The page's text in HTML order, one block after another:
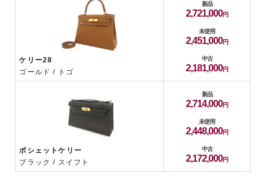
ケリー28
ゴールド / トゴ
新品
2,721,000
未使用
2,451,000
中古
2,181,000
ポシェットケリー
ブラック / スイフト
新品
2,714,000
未使用
2,448,000
中古
2,172,000